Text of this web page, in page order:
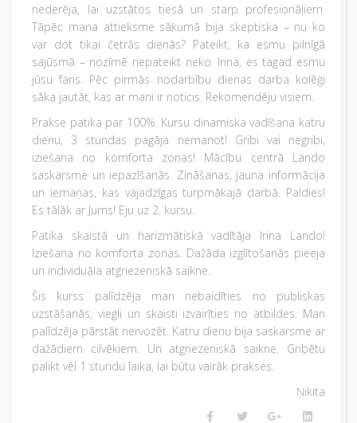
nederēja, lai uzstātos tiesā un starp profesionāļiem.
Tāpēc mana attieksme sākumā bija skeptiska – nu ko
var dot tikai četrās dienās? Pateikt, ka esmu pilnīgā
sajūsmā – nozīmē nepateikt neko. Irina, es tagad esmu
jūsu fans. Pēc pirmās nodarbību dienas darba kolēģi
sāka jautāt, kas ar mani ir noticis. Rekomendēju visiem.
Prakse patika par 100%. Kursu dinamiska vadīšana katru
dienu, 3 stundas pagāja nemanot! Gribi vai negribi,
iziešana no komforta zonas! Mācību centrā Lando
saskarsme un iepazīšanās. Zināšanas, jauna informācija
un iemaņas, kas vajadzīgas turpmākajā darbā. Paldies!
Es tālāk ar Jums! Eju uz 2. kursu.
Patika skaistā un harizmātiskā vadītāja Irina Lando!
Iziešana no komforta zonas. Dažāda izglītošanās pieeja
un individuāla atgriezeniskā saikne.
Šis kurss palīdzēja man nebaidīties no publiskas
uzstāšanās, viegli un skaisti izvairīties no atbildes. Man
palīdzēja pārstāt nervozēt. Katru dienu bija saskarsme ar
dažādiem cilvēkiem. Un atgriezeniskā saikne. Gribētu
palikt vēl 1 stundu laika, lai būtu vairāk prakses.
Ņikita